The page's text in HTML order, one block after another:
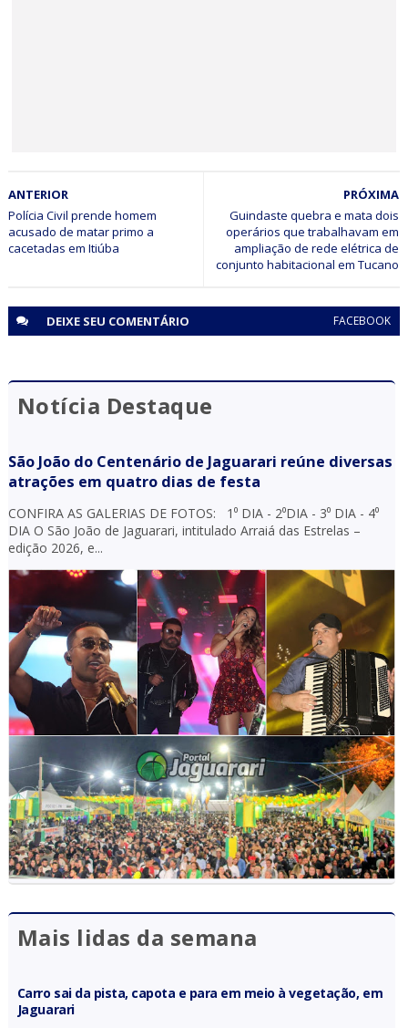
Minério extraído de Jaguarari coloca o município entre os
principais exportadores da Bahia em 2026
PRÓXIMA
Guindaste quebra e mata dois
operários que trabalhavam em
ampliação de rede elétrica de
conjunto habitacional em Tucano
ANTERIOR
Polícia Civil prende homem
acusado de matar primo a
cacetadas em Itiúba
DEIXE SEU COMENTÁRIO FACEBOOK
Notícia Destaque
São João do Centenário de Jaguarari reúne diversas
atrações em quatro dias de festa
CONFIRA AS GALERIAS DE FOTOS: 1⁰ DIA - 2⁰DIA - 3⁰ DIA - 4⁰
DIA O São João de Jaguarari, intitulado Arraiá das Estrelas –
edição 2026, e...
Mais lidas da semana
Carro sai da pista, capota e para em meio à vegetação, em
Jaguarari